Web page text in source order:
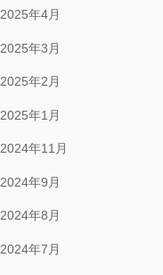
2025年4月
2025年3月
2025年2月
2025年1月
2024年11月
2024年9月
2024年8月
2024年7月